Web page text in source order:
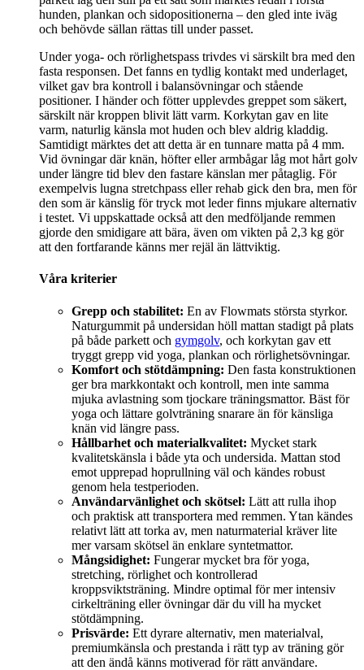
hunden, plankan och sidopositionerna – den gled inte iväg
och behövde sällan rättas till under passet.
Under yoga- och rörlighetspass trivdes vi särskilt bra med den
fasta responsen. Det fanns en tydlig kontakt med underlaget,
vilket gav bra kontroll i balansövningar och stående
positioner. I händer och fötter upplevdes greppet som säkert,
särskilt när kroppen blivit lätt varm. Korkytan gav en lite
varm, naturlig känsla mot huden och blev aldrig kladdig.
Samtidigt märktes det att detta är en tunnare matta på 4 mm.
Vid övningar där knän, höfter eller armbågar låg mot hårt golv
under längre tid blev den fastare känslan mer påtaglig. För
exempelvis lugna stretchpass eller rehab gick den bra, men för
den som är känslig för tryck mot leder finns mjukare alternativ
i testet. Vi uppskattade också att den medföljande remmen
gjorde den smidigare att bära, även om vikten på 2,3 kg gör
att den fortfarande känns mer rejäl än lättviktig.
Våra kriterier
Grepp och stabilitet: En av Flowmats största styrkor.
Naturgummit på undersidan höll mattan stadigt på plats
på både parkett och gymgolv, och korkytan gav ett
tryggt grepp vid yoga, plankan och rörlighetsövningar.
Komfort och stötdämpning: Den fasta konstruktionen
ger bra markkontakt och kontroll, men inte samma
mjuka avlastning som tjockare träningsmattor. Bäst för
yoga och lättare golvträning snarare än för känsliga
knän vid längre pass.
Hållbarhet och materialkvalitet: Mycket stark
kvalitetskänsla i både yta och undersida. Mattan stod
emot upprepad hoprullning väl och kändes robust
genom hela testperioden.
Användarvänlighet och skötsel: Lätt att rulla ihop
och praktisk att transportera med remmen. Ytan kändes
relativt lätt att torka av, men naturmaterial kräver lite
mer varsam skötsel än enklare syntetmattor.
Mångsidighet: Fungerar mycket bra för yoga,
stretching, rörlighet och kontrollerad
kroppsviktsträning. Mindre optimal för mer intensiv
cirkelträning eller övningar där du vill ha mycket
stötdämpning.
Prisvärde: Ett dyrare alternativ, men materialval,
premiumkänsla och prestanda i rätt typ av träning gör
att den ändå känns motiverad för rätt användare.